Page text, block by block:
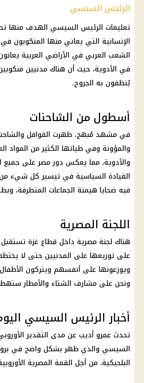
الرئيس السيسي
تعليمات الرئيس السيسي الهدف منها
الإنسانية التي يعاني منها المنكوبون
الشعب العربي في الأراضي العربية
في الأدوية، حيث أن هناك مدنيين
يُنظفون به الجروح.
أسطول من الشاحنات
في مشهد مُبهج، ظهرت القوافل
والمؤونة وفي طياتها الكثير من المواد
والأدوية، مما يعكس دور مصر على جميع
القيادة السياسية في تيسير كل شيء من
فيه ضحايا هيمنة الجماعات المتطرفة،
اللجنة المصرية
هناك لجنة مصرية داخل قطاع غزة
على توزيعها على المدنيين حتى لا
ويوزعونها على أنفسهم ويتركون الأطفال
ونحن على مشارف الشتاء والأمطار
أخبار الرئيس السيسي
تحدث عمرو أديب عن مدى التقدير
السيسي والذي ظهر بشكل واضح في
البلجيكية، من أجل القمة المصرية